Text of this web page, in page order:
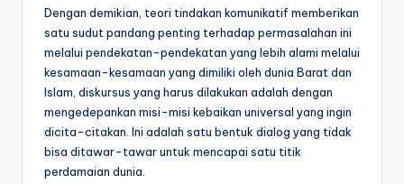
Dengan demikian, teori tindakan komunikatif memberikan
satu sudut pandang penting terhadap permasalahan ini
melalui pendekatan-pendekatan yang lebih alami melalui
kesamaan-kesamaan yang dimiliki oleh dunia Barat dan
Islam, diskursus yang harus dilakukan adalah dengan
mengedepankan misi-misi kebaikan universal yang ingin
dicita-citakan. Ini adalah satu bentuk dialog yang tidak
bisa ditawar-tawar untuk mencapai satu titik
perdamaian dunia.